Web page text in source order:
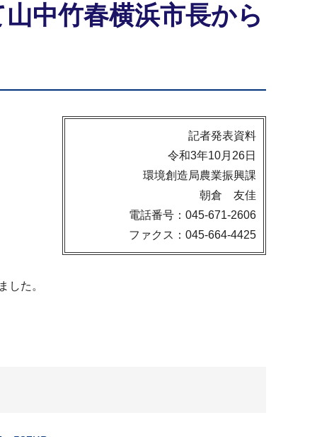
中竹春横浜市長から
記者発表資料
令和3年10月26日
環境創造局農業振興課
朝倉 友佳
電話番号：045-671-2606
ファクス：045-664-4425
した。